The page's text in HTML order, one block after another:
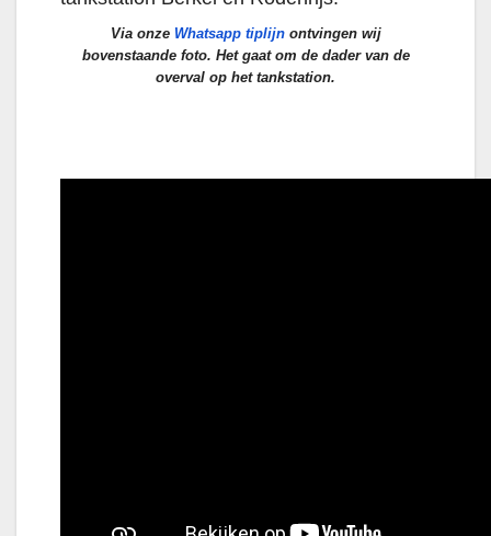
Via onze Whatsapp tiplijnontvingen wij
bovenstaande foto. Het gaat om de dader van de
overval op het tankstation.